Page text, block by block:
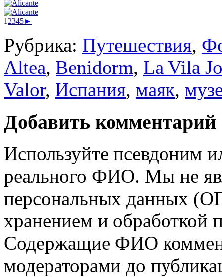
1 2345►
Рубрика: Путешествия,
Altea, Benidorm, La Vila
Valor, Испания, маяк,
Добавить комментарий
Используйте псевдоним
реального ФИО. Мы не
персональных данных
хранением и обработкой
Содержащие ФИО
модераторами до